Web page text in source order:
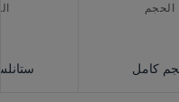
الحجم
كامل